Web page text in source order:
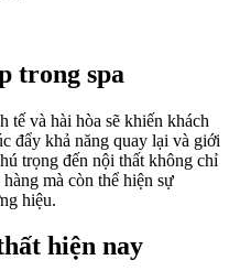
trong spa
tế và hài hòa sẽ khiến khách
đẩy khả năng quay lại và giới
trọng đến nội thất không chỉ
mà còn thể hiện sự
hiệu.
hiện nay